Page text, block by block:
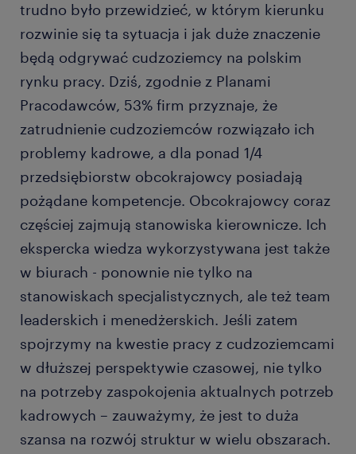
trudno było przewidzieć, w którym kierunku
rozwinie się ta sytuacja i jak duże znaczenie
będą odgrywać cudzoziemcy na polskim
rynku pracy. Dziś, zgodnie z Planami
Pracodawców, 53% firm przyznaje, że
zatrudnienie cudzoziemców rozwiązało ich
problemy kadrowe, a dla ponad 1/4
przedsiębiorstw obcokrajowcy posiadają
pożądane kompetencje. Obcokrajowcy coraz
częściej zajmują stanowiska kierownicze. Ich
ekspercka wiedza wykorzystywana jest także
w biurach - ponownie nie tylko na
stanowiskach specjalistycznych, ale też team
leaderskich i menedżerskich. Jeśli zatem
spojrzymy na kwestie pracy z cudzoziemcami
w dłuższej perspektywie czasowej, nie tylko
na potrzeby zaspokojenia aktualnych potrzeb
kadrowych – zauważymy, że jest to duża
szansa na rozwój struktur w wielu obszarach.